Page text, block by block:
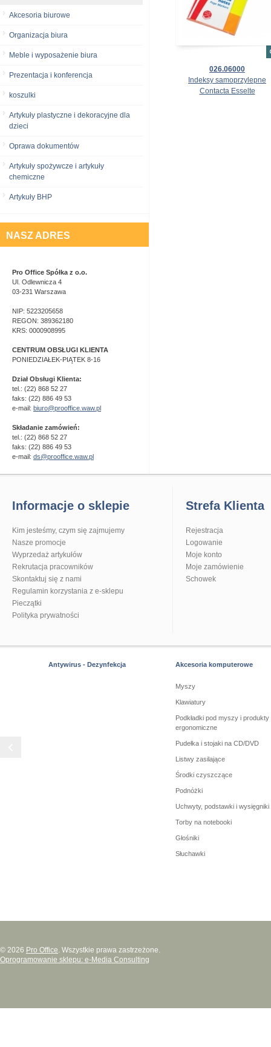
Akcesoria biurowe
Organizacja biura
Meble i wyposażenie biura
Prezentacja i konferencja
koszulki
Artykuły plastyczne i dekoracyjne dla
dzieci
Oprawa dokumentów
Artykuły spożywcze i artykuły
chemiczne
Artykuły BHP
NASZ ADRES
Pro Office Spółka z o.o.
Ul. Odlewnicza 4
03-231 Warszawa
NIP: 5223205658
REGON: 389362180
KRS: 0000908995
CENTRUM OBSŁUGI KLIENTA
PONIEDZIAŁEK-PIĄTEK 8-16
Dział Obsługi Klienta:
tel.: (22) 868 52 27
faks: (22) 886 49 53
e-mail: biuro@prooffice.waw.pl
Składanie zamówień:
tel.: (22) 868 52 27
faks: (22) 886 49 53
e-mail: ds@prooffice.waw.pl
026.06000
Indeksy samoprzylepne
Contacta Esselte
Informacje o sklepie
Kim jesteśmy, czym się zajmujemy
Nasze promocje
Wyprzedaż artykułów
Rekrutacja pracowników
Skontaktuj się z nami
Regulamin korzystania z e-sklepu
Pieczątki
Polityka prywatności
Strefa Klienta
Rejestracja
Logowanie
Moje konto
Moje zamówienie
Schowek
Antywirus - Dezynfekcja Akcesoria komputerowe
Myszy
Klawiatury
Podkładki pod myszy i produkty
ergonomiczne
Pudełka i stojaki na CD/DVD
Listwy zasilające
Środki czyszczące
Podnóżki
Uchwyty, podstawki i wysięgniki
Torby na notebooki
Głośniki
Słuchawki
© 2026 Pro Office. Wszystkie prawa zastrzeżone.
Oprogramowanie sklepu: e-Media Consulting